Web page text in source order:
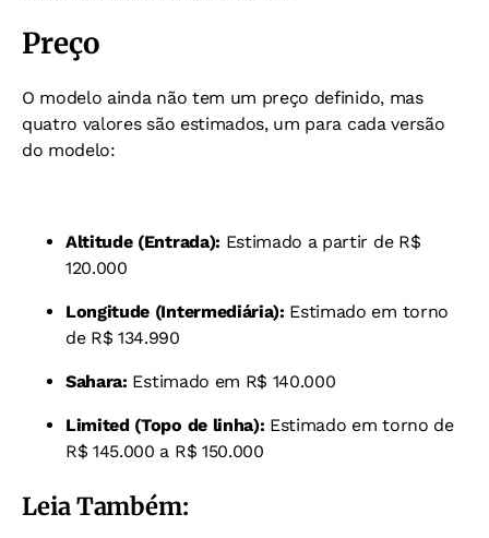
Preço
O modelo ainda não tem um preço definido, mas
quatro valores são estimados, um para cada versão
do modelo:
Altitude (Entrada): Estimado a partir de R$
120.000
Longitude (Intermediária): Estimado em torno
de R$ 134.990
Sahara: Estimado em R$ 140.000
Limited (Topo de linha): Estimado em torno de
R$ 145.000 a R$ 150.000
Leia Também: